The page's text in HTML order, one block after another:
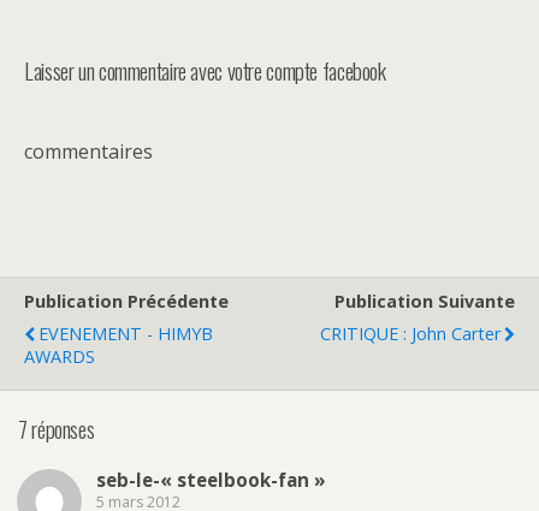
Laisser un commentaire avec votre compte facebook
commentaires
Publication Précédente
EVENEMENT - HIMYB
AWARDS
Publication Suivante
CRITIQUE : John Carter
7 réponses
seb-le-« steelbook-fan »
5 mars 2012